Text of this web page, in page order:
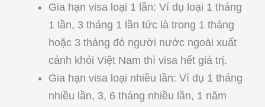
Gia hạn visa loại 1 lần: Ví dụ loại 1 tháng
1 lần, 3 tháng 1 lần tức là trong 1 tháng
hoặc 3 tháng đó người nước ngoài xuất
cảnh khỏi Việt Nam thì visa hết giá trị.
Gia hạn visa loại nhiều lần: Ví dụ 1 tháng
nhiều lần, 3, 6 tháng nhiều lần, 1 năm